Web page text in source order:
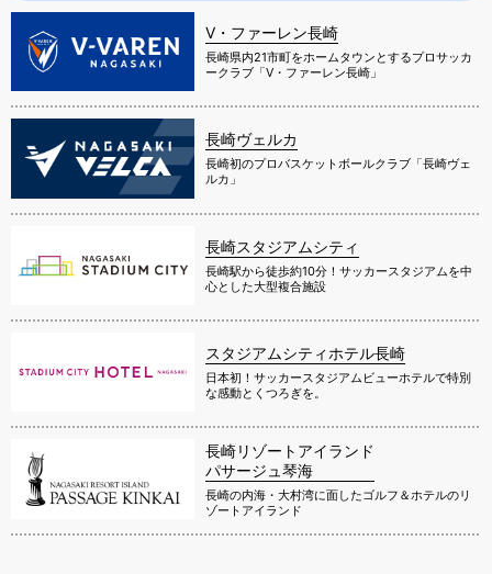
V・ファーレン長崎
長崎県内21市町をホームタウンとするプロサッカ
ークラブ「V・ファーレン長崎」
長崎ヴェルカ
長崎初のプロバスケットボールクラブ「長崎ヴェ
ルカ」
長崎スタジアムシティ
長崎駅から徒歩約10分！サッカースタジアムを中
心とした大型複合施設
スタジアムシティホテル長崎
日本初！サッカースタジアムビューホテルで特別
な感動とくつろぎを。
長崎リゾートアイランド
パサージュ琴海
長崎の内海・大村湾に面したゴルフ＆ホテルのリ
ゾートアイランド